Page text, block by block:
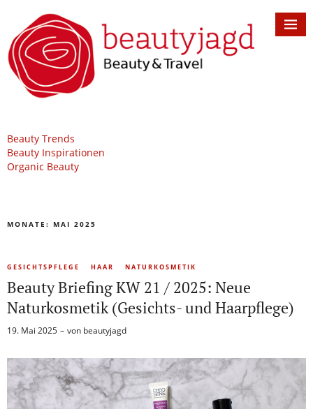
Beauty Trends
Beauty Inspirationen
Organic Beauty
MONATE: MAI 2025
GESICHTSPFLEGE HAAR NATURKOSMETIK
Beauty Briefing KW 21 / 2025: Neue
Naturkosmetik (Gesichts- und Haarpflege)
19. Mai 2025 von beautyjagd